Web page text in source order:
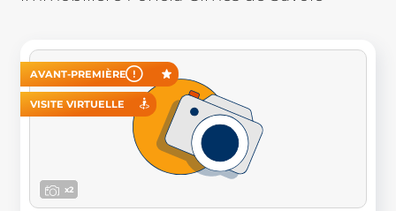
AVANT-PREMIÈRE
VISITE VIRTUELLE
x2